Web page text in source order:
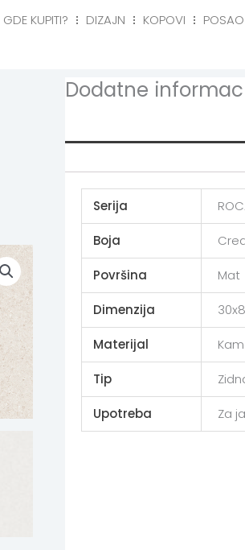
GDE KUPITI? DIZAJN KOPOVI
POSAO
Dodatne
Serija
Boja
Površina Mat
Dimenzija
Materijal
Tip
Upotreba Za